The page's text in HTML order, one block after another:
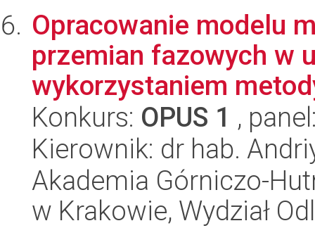
Opracowanie modelu
przemian fazowych w
wykorzystaniem
Konkurs: OPUS 1 ,
Kierownik: dr hab.
Akademia Górniczo-
w Krakowie, Wydział